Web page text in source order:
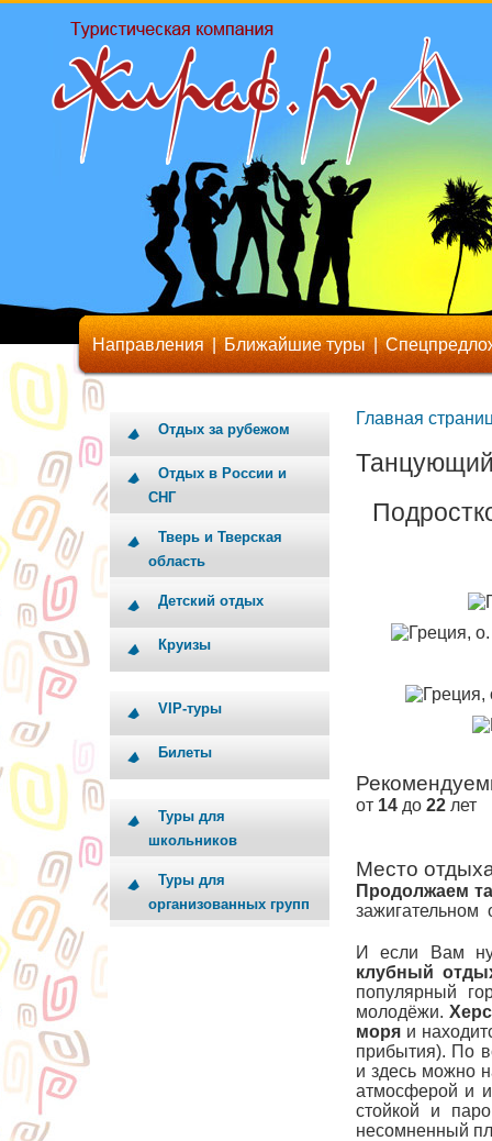
Направления | Ближайшие туры |
Отдых за рубежом
Отдых в России и
СНГ
Тверь и Тверская
область
Детский отдых
Круизы
VIP-туры
Билеты
Туры для
школьников
Туры для
организованных групп
Главная
от 14 до 22 лет
Место
Продолжаем
зажигательном
И если Вам
клубный
популярный
молодёжи.
моря и
прибытия). По
и здесь можно
атмосферой и
стойкой и
несомненный